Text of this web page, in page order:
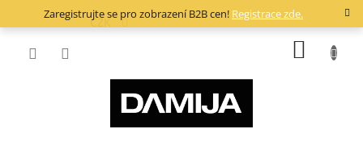
Zaregistrujte se pro zobrazení B2B cen! Registrace zde.
CZK